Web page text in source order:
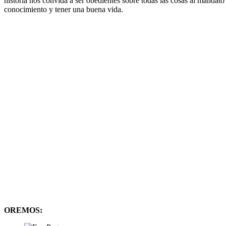
conocimiento y tener una buena vida.
OREMOS: